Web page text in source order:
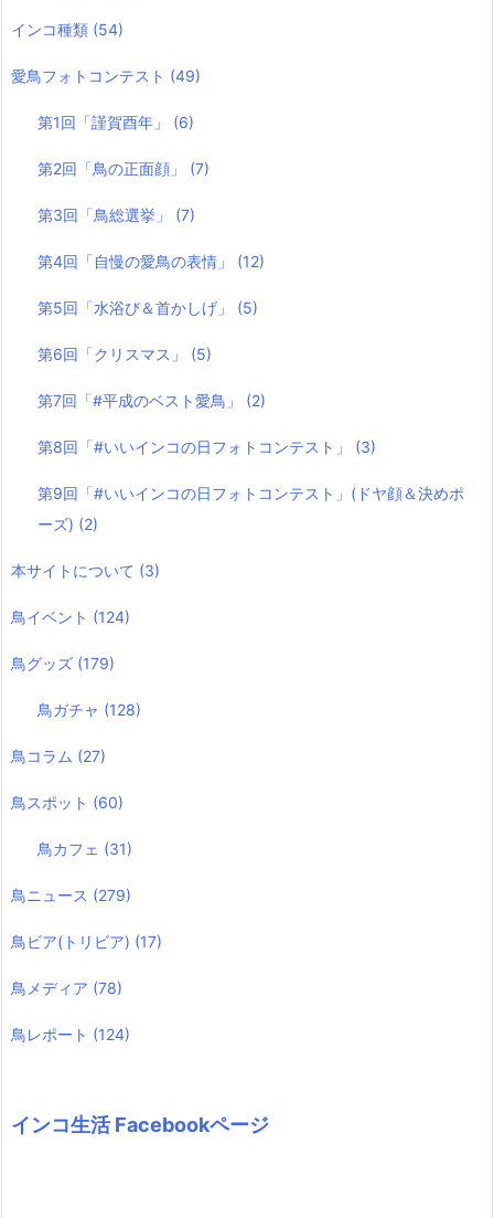
インコ種類 (54)
愛鳥フォトコンテスト (49)
第1回「謹賀酉年」 (6)
第2回「鳥の正面顔」 (7)
第3回「鳥総選挙」 (7)
第4回「自慢の愛鳥の表情」 (12)
第5回「水浴び＆首かしげ」 (5)
第6回「クリスマス」 (5)
第7回「#平成のベスト愛鳥」 (2)
第8回「#いいインコの日フォトコンテスト」 (3)
第9回「#いいインコの日フォトコンテスト」(ドヤ顔＆決めポ
ーズ) (2)
本サイトについて (3)
鳥イベント (124)
鳥グッズ (179)
鳥ガチャ (128)
鳥コラム (27)
鳥スポット (60)
鳥カフェ (31)
鳥ニュース (279)
鳥ビア(トリビア) (17)
鳥メディア (78)
鳥レポート (124)
インコ生活 Facebookページ